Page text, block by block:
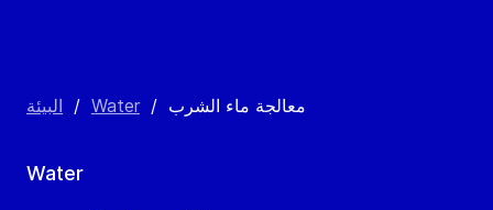
البيئة / Water / معالجة ماء الشرب
Water